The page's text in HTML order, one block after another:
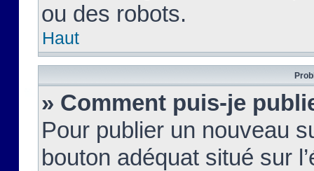
ou des robots.
Haut
» Comment puis-je
Pour publier un nouveau
bouton adéquat situé sur